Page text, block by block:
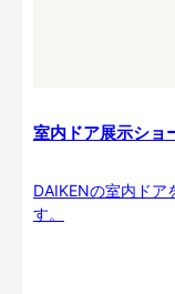
室内ドア展示ショ
DAIKENの室内ドア
す。